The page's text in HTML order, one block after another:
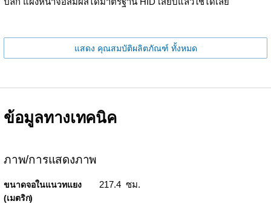
แสดง คุณสมบัติผลิตภัณฑ์ ทั้งหมด
ข้อมูลทางเทคนิค
ภาพ/การแสดงภาพ
ขนาดจอในแนวทแยง
(เมตริก)
217.4 ซม.